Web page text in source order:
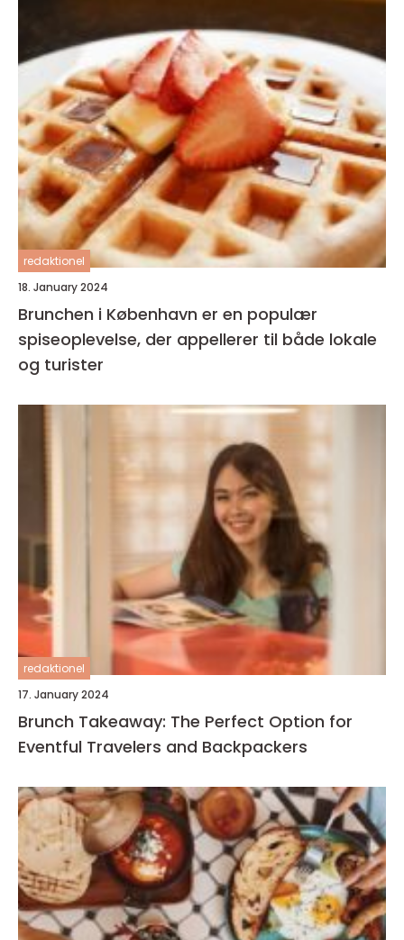
redaktionel
18. January 2024
Brunchen i København er en populær
spiseoplevelse, der appellerer til både lokale
og turister
redaktionel
17. January 2024
Brunch Takeaway: The Perfect Option for
Eventful Travelers and Backpackers